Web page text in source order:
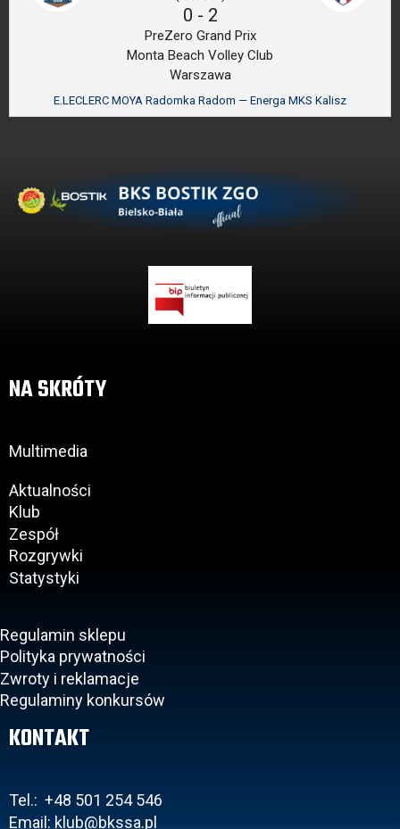
0 - 2
PreZero Grand Prix
Monta Beach Volley Club
Warszawa
E.LECLERC MOYA Radomka Radom — Energa MKS Kalisz
NA SKRÓTY
Multimedia
Aktualności
Klub
Zespół
Rozgrywki
Statystyki
Regulamin sklepu
Polityka prywatności
Zwroty i reklamacje
Regulaminy konkursów
KONTAKT
Tel.: +48 501 254 546
Email: klub@bkssa.pl